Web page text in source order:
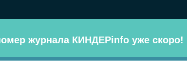
журнала КИНДЕРinfo уже скоро!